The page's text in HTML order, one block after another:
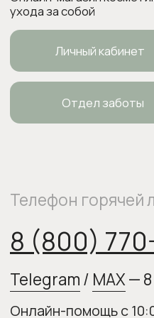
ИП Боровкова Анастасия Валерьевна
elixirstore@mail.ru
Публичная оферта